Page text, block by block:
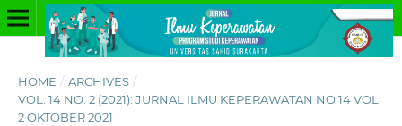
HOME / ARCHIVES /
VOL. 14 NO. 2 (2021): JURNAL ILMU KEPERAWATAN NO 14 VOL
2 OKTOBER 2021